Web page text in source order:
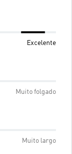
Excelente
Muito folgado
Muito largo